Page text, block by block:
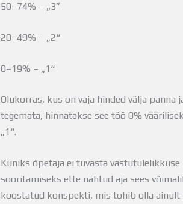
50–74% – „3”
20–49% – „2“
0–19% – „1“
Olukorras, kus on vaja hinded välja
tegemata, hinnatakse see töö 0%
„1“.
Kuniks õpetaja ei tuvasta
sooritamiseks ette nähtud aja sees
koostatud konspekti, mis tohib olla ainult